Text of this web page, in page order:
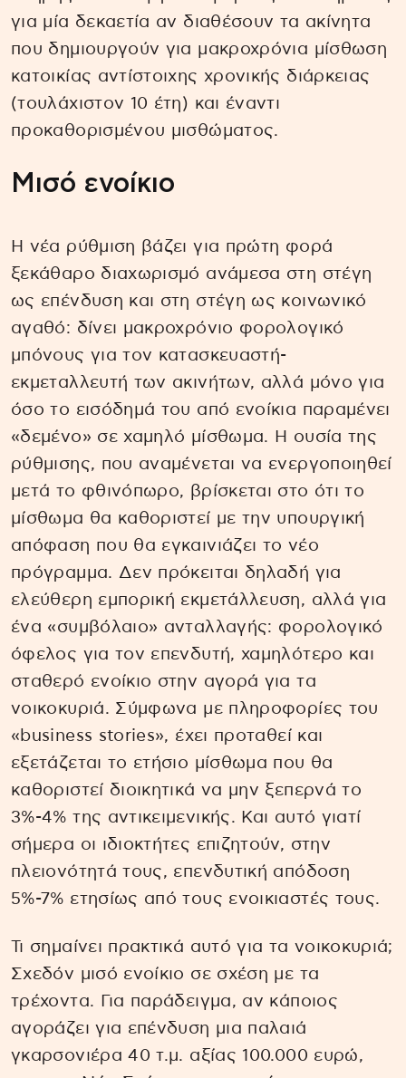
για μία δεκαετία αν διαθέσουν τα ακίνητα
που δημιουργούν για μακροχρόνια μίσθωση
κατοικίας αντίστοιχης χρονικής διάρκειας
(τουλάχιστον 10 έτη) και έναντι
προκαθορισμένου μισθώματος.
Μισό ενοίκιο
Η νέα ρύθμιση βάζει για πρώτη φορά
ξεκάθαρο διαχωρισμό ανάμεσα στη στέγη
ως επένδυση και στη στέγη ως κοινωνικό
αγαθό: δίνει μακροχρόνιο φορολογικό
μπόνους για τον κατασκευαστή-
εκμεταλλευτή των ακινήτων, αλλά μόνο για
όσο το εισόδημά του από ενοίκια παραμένει
«δεμένο» σε χαμηλό μίσθωμα. Η ουσία της
ρύθμισης, που αναμένεται να ενεργοποιηθεί
μετά το φθινόπωρο, βρίσκεται στο ότι το
μίσθωμα θα καθοριστεί με την υπουργική
απόφαση που θα εγκαινιάζει το νέο
πρόγραμμα. Δεν πρόκειται δηλαδή για
ελεύθερη εμπορική εκμετάλλευση, αλλά για
ένα «συμβόλαιο» ανταλλαγής: φορολογικό
όφελος για τον επενδυτή, χαμηλότερο και
σταθερό ενοίκιο στην αγορά για τα
νοικοκυριά. Σύμφωνα με πληροφορίες του
«business stories», έχει προταθεί και
εξετάζεται το ετήσιο μίσθωμα που θα
καθοριστεί διοικητικά να μην ξεπερνά το
3%-4% της αντικειμενικής. Και αυτό γιατί
σήμερα οι ιδιοκτήτες επιζητούν, στην
πλειονότητά τους, επενδυτική απόδοση
5%-7% ετησίως από τους ενοικιαστές τους.
Τι σημαίνει πρακτικά αυτό για τα νοικοκυριά;
Σχεδόν μισό ενοίκιο σε σχέση με τα
τρέχοντα. Για παράδειγμα, αν κάποιος
αγοράζει για επένδυση μια παλαιά
γκαρσονιέρα 40 τ.μ. αξίας 100.000 ευρώ,